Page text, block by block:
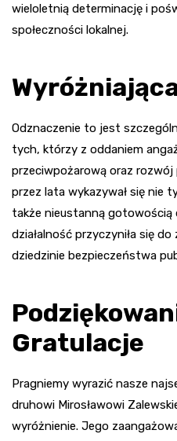
wieloletnią determinację i
społeczności lokalnej.
Odznaczenie to jest
tych, którzy z oddaniem
przeciwpożarową oraz
przez lata wykazywał się nie
także nieustanną gotowością
działalność przyczyniła się
dziedzinie bezpieczeństwa
Gratulacje
Pragniemy wyrazić nasze
druhowi Mirosławowi
wyróżnienie. Jego